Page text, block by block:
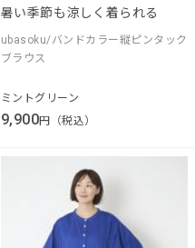
暑い季節も涼しく着られる
ubasoku/バンドカラー縦ピンタック
ブラウス
ミントグリーン
9,900円（税込）